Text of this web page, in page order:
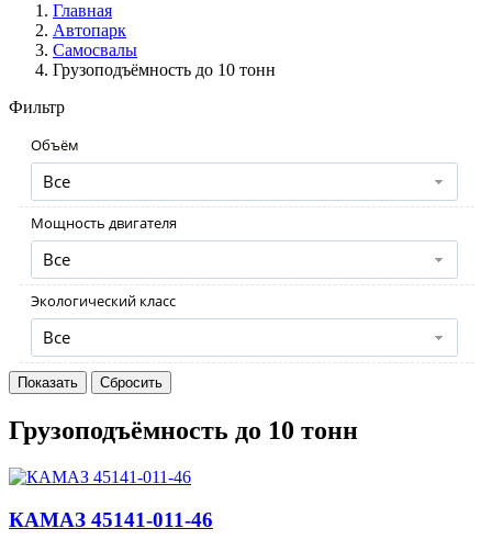
Главная
Автопарк
Самосвалы
Грузоподъёмность до 10 тонн
Фильтр
Объём
Все
Мощность двигателя
Все
Экологический класс
Все
Грузоподъёмность до 10 тонн
КАМАЗ 45141-011-46